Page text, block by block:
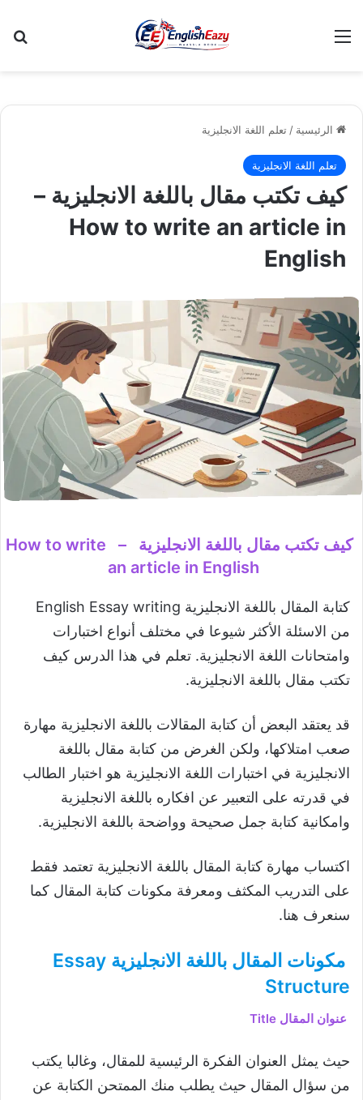
القائمة
الرئيسية / تعلم اللغة الانجليزية
تعلم اللغة الانجليزية
كيف تكتب مقال باللغة الانجليزية –
How to write an article in
English
كيف تكتب مقال باللغة الانجليزية –
How to write
an article in English
كتابة المقال باللغة الانجليزية English Essay writing
من الاسئلة الأكثر شيوعا في مختلف أنواع اختبارات
وامتحانات اللغة الانجليزية. تعلم في هذا الدرس كيف
تكتب مقال باللغة الانجليزية.
قد يعتقد البعض أن كتابة المقالات باللغة الانجليزية مهارة
صعب امتلاكها، ولكن الغرض من كتابة مقال باللغة
الانجليزية في اختبارات اللغة الانجليزية هو اختبار الطالب
في قدرته على التعبير عن افكاره باللغة الانجليزية
وامكانية كتابة جمل صحيحة وواضحة باللغة الانجليزية.
اكتساب مهارة كتابة المقال باللغة الانجليزية تعتمد فقط
على التدريب المكثف ومعرفة مكونات كتابة المقال كما
سنعرف هنا.
مكونات المقال باللغة الانجليزية Essay
Structure
عنوان المقال Title
حيث يمثل العنوان الفكرة الرئيسية للمقال، وغالبا يكتب
من سؤال المقال حيث يطلب منك الممتحن الكتابة عن